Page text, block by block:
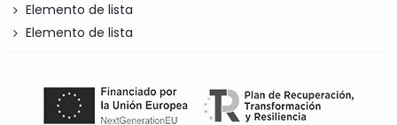
Elemento de lista
Elemento de lista